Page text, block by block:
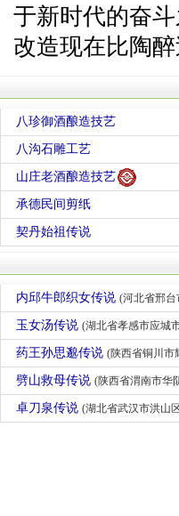
于新时代的奋
改造现在比陶醉
八珍御酒酿造技艺
八沟石雕工艺
山庄老酒酿造技艺
承德民间剪纸
契丹始祖传说
内邱牛郎织女传说 (河北省邢
玉女汤传说 (湖北省孝感市应城
药王孙思邈传说 (陕西省铜川市
劈山救母传说 (陕西省渭南市华
卓刀泉传说 (湖北省武汉市洪山